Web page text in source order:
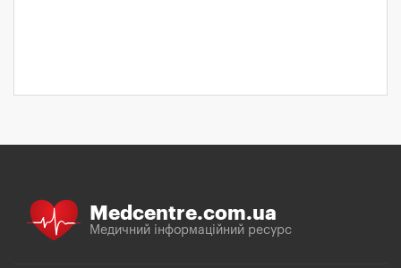
Medcentre.com.ua
Медичний інформаційний ресурс